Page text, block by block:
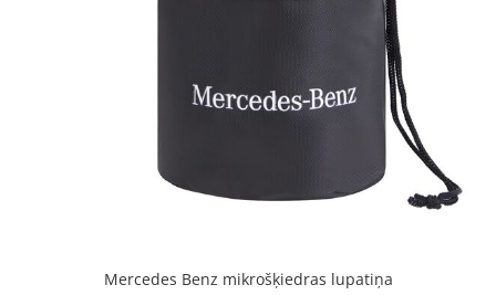
Mercedes Benz mikrošķiedras lupatiņa